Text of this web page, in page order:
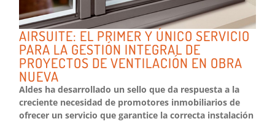
AIRSUITE: EL PRIMER Y ÚNICO SERVICIO
PARA LA GESTIÓN INTEGRAL DE
PROYECTOS DE VENTILACIÓN EN OBRA
NUEVA
Aldes ha desarrollado un sello que da respuesta a la
creciente necesidad de promotores inmobiliarios de
ofrecer un servicio que garantice la correcta instalación